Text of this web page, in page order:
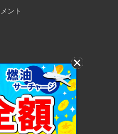
ント
Entertainment, Inc.